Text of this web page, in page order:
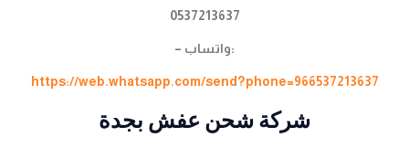
0537213637
– واتساب:
https://web.whatsapp.com/send?phone=966537213637
شركة شحن عفش بجدة